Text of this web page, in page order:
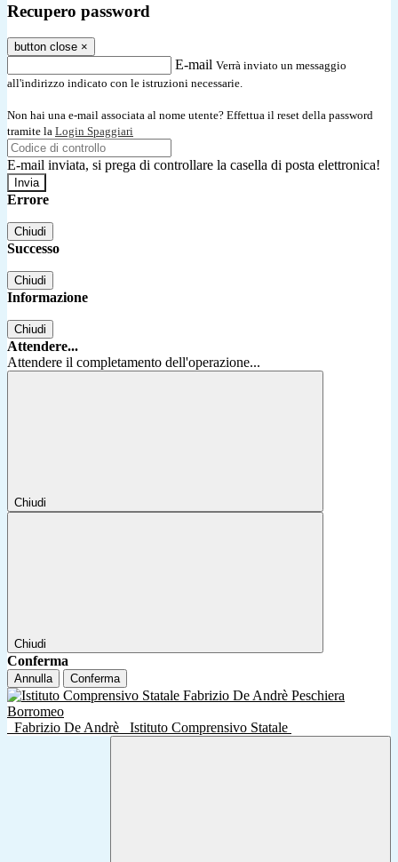
Recupero password
button close ×
E-mail Verrà inviato un messaggio
all'indirizzo indicato con le istruzioni necessarie.
Non hai una e-mail associata al nome utente? Effettua il reset della password
tramite la Login Spaggiari
E-mail inviata, si prega di controllare la casella di posta elettronica!
Errore
Chiudi
Successo
Chiudi
Informazione
Chiudi
Attendere...
Attendere il completamento dell'operazione...
Chiudi
Chiudi
Conferma
Annulla Conferma
Fabrizio De Andrè Istituto Comprensivo Statale